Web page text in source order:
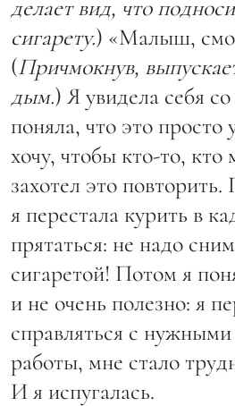
делает вид, что
сигарету.) «Малыш,
(Причмокнув,
дым.) Я увидела себя
поняла, что это просто
хочу, чтобы кто-то,
захотел это
я перестала курить в
прятаться: не надо
сигаретой! Потом я
и не очень полезно: я
справляться с
работы, мне стало
И я испугалась.